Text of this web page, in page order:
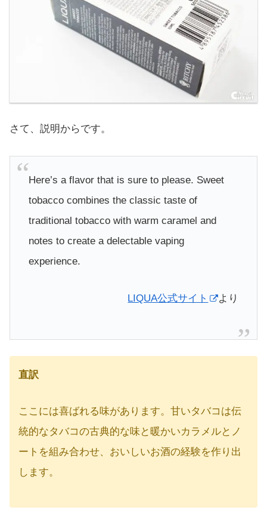
さて、説明からです。
Here’s a flavor that is sure to please. Sweet
tobacco combines the classic taste of
traditional tobacco with warm caramel and
notes to create a delectable vaping
experience.
LIQUA公式サイト より
直訳
ここには喜ばれる味があります。甘いタバコは伝
統的なタバコの古典的な味と暖かいカラメルとノ
ートを組み合わせ、おいしいお酒の経験を作り出
します。